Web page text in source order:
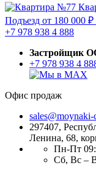
Подъезд от 180 000 ₽
+7 978 938 4 888
Застройщик
+7 978 938 4
Офис продаж
sales@moynaki-
297407,
Ленина, 68,
Пн-Пт
Сб, Вс –